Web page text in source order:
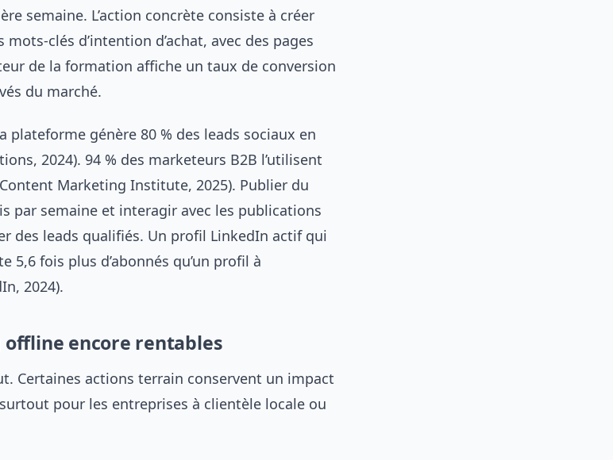
semaine. L’action concrète consiste à créer
clés d’intention d’achat, avec des pages
de la formation affiche un taux de conversion
du marché.
plateforme génère 80 % des leads sociaux en
2024). 94 % des marketeurs B2B l’utilisent
Marketing Institute, 2025). Publier du
par semaine et interagir avec les publications
des leads qualifiés. Un profil LinkedIn actif qui
5,6 fois plus d’abonnés qu’un profil à
2024).
encore rentables
Certaines actions terrain conservent un impact
pour les entreprises à clientèle locale ou